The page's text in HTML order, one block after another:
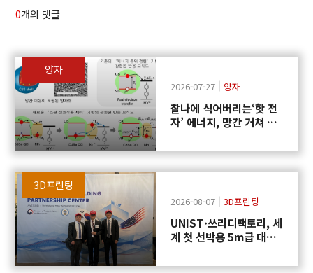
0개의 댓글
양자
2026-07-27 양자
찰나에 식어버리는‘핫 전
자’ 에너지, 망간 거쳐 화
3D프린팅
2026-08-07 3D프린팅
UNIST·쓰리디팩토리, 세
계 첫 선박용 5m급 대형